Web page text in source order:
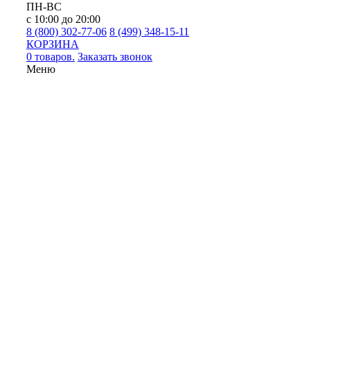
ПН-ВС
с 10:00 до 20:00
8 (800) 302-77-06 8 (499) 348-15-11
КОРЗИНА
0 товаров. Заказать звонок
Меню